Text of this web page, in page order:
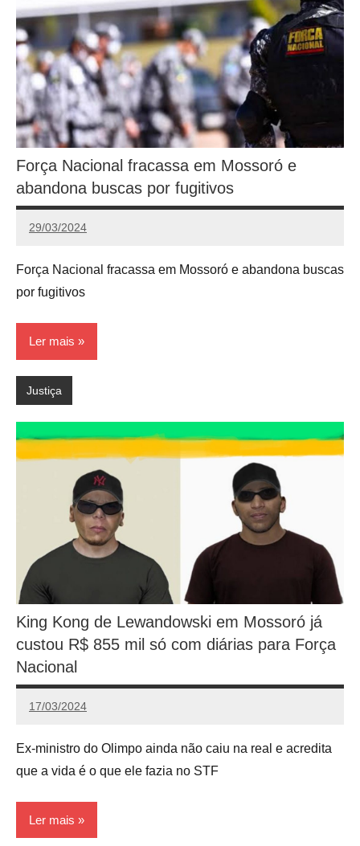
Força Nacional fracassa em Mossoró e
abandona buscas por fugitivos
29/03/2024
Victório
Pyrro
Força Nacional fracassa em Mossoró e abandona buscas
por fugitivos
Ler mais
Justiça
King Kong de Lewandowski em Mossoró já
custou R$ 855 mil só com diárias para Força
Nacional
17/03/2024
Victório
Pyrro
Ex-ministro do Olimpo ainda não caiu na real e acredita
que a vida é o que ele fazia no STF
Ler mais